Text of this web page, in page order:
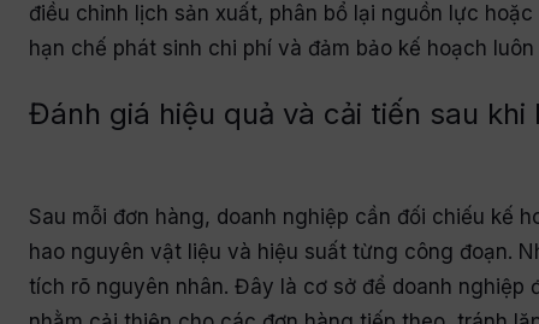
điều chỉnh lịch sản xuất, phân bổ lại nguồn lực
hạn chế phát sinh chi phí và đảm bảo kế hoạch
Đánh giá hiệu quả và cải tiến sau
Sau mỗi đơn hàng, doanh nghiệp cần đối chiếu kế
hao nguyên vật liệu và hiệu suất từng công đoạn.
tích rõ nguyên nhân. Đây là cơ sở để doanh nghiệp